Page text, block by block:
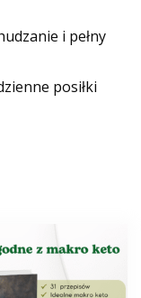
i pełny
posiłki